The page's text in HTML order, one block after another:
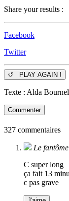
Share your results :
Facebook
Twitter
↺ PLAY AGAIN !
Texte : Alda
Commenter
327 commentaires
Le
C super long
ça fait 13
c pas grave